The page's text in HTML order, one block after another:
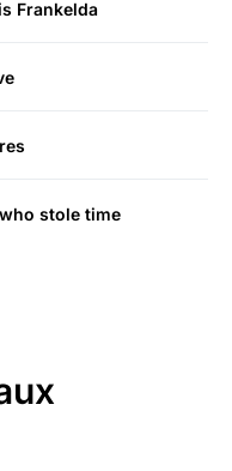
Frankelda
stole time